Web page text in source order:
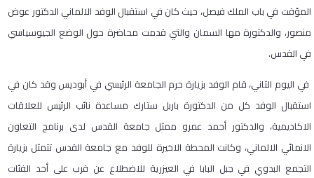
المؤقت في باب الملك فيصل، حيث كان في استقبال الوفد الالماني الدكتور عوض
منصور، والدكتورة مها السمان والتي قدمت محاضرة حول الوضع الجيوسياسي
في القدس.
في اليوم الثاني، قام الوفد بزيارة حرم الجامعة الرئيسي في أبوديس وقد كان في
استقبال الوفد كل من الدكتورة باربل ستارك مساعدة نائب الرئيس للعلاقات
الاكاديمية، والدكتور أحمد عمرو ممثل جامعة القدس لدى برنامج التعاون
الانمائي الالماني، وكانت المحطة الاخيرة للوفد مع جامعة القدس تتمثل بزيارة
التجمع البدوي في جبل البابا في العيزرية للاضطلاع عن قرب على أحد الفئات